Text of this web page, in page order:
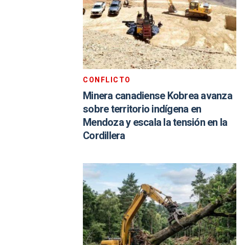
CONFLICTO
Minera canadiense Kobrea avanza
sobre territorio indígena en
Mendoza y escala la tensión en la
Cordillera